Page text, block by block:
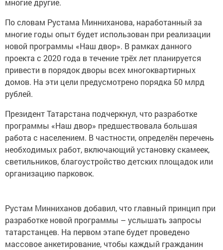
многие другие.
По словам Рустама Минниханова, наработанный за
многие годы опыт будет использован при реализации
новой программы «Наш двор». В рамках данного
проекта с 2020 года в течение трёх лет планируется
привести в порядок дворы всех многоквартирных
домов. На эти цели предусмотрено порядка 50 млрд
рублей.
Президент Татарстана подчеркнул, что разработке
программы «Наш двор» предшествовала большая
работа с населением. В частности, определён перечень
необходимых работ, включающий установку скамеек,
светильников, благоустройство детских площадок или
организацию парковок.
Рустам Минниханов добавил, что главный принцип при
разработке новой программы – услышать запросы
татарстанцев. На первом этапе будет проведено
массовое анкетирование, чтобы каждый гражданин